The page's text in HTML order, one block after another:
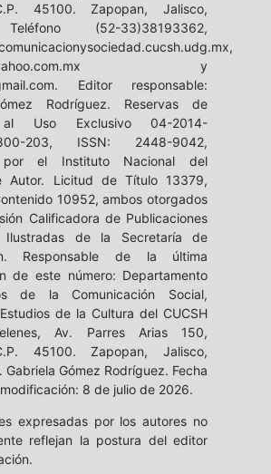
45100. Zapopan, Jalisco,
(52-33)38193362,
y
Editor responsable:
Rodríguez. Reservas de
al Uso Exclusivo 04-2014-
203, ISSN: 2448-9042,
por el Instituto Nacional del
Autor. Licitud de Título 13379,
10952, ambos otorgados
Calificadora de Publicaciones
Ilustradas de la Secretaría de
Responsable de la última
de este número: Departamento
de la Comunicación Social,
de la Cultura del CUCSH
Av. Parres Arias 150,
45100. Zapopan, Jalisco,
Gabriela Gómez Rodríguez. Fecha
8 de julio de 2026.
expresadas por los autores no
reflejan la postura del editor